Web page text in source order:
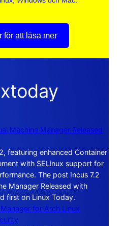
för att läsa mer
Machine Manager Released
featuring enhanced Container
with SELinux support for
The post Incus 7.2
Manager Released with
first on Linux Today.
for Arch Linux